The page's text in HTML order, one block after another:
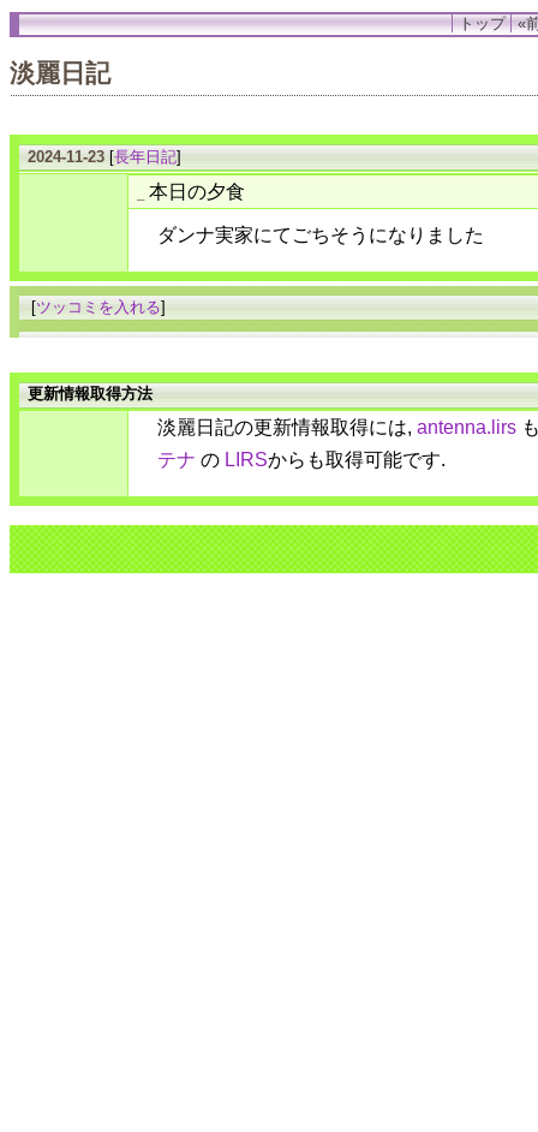
トップ «
淡麗日記
2024-11-23 [長年日記]
本日の夕食
ダンナ実家にてごちそうになりました
[ツッコミを入れる]
更新情報取得方法
淡麗日記の更新情報取得には, antenna.lirs
テナ の LIRSからも取得可能です.